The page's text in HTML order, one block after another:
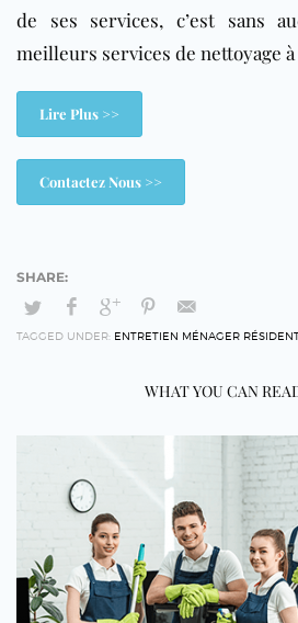
de ses services, c’est sans
meilleurs services de nettoyage
Lire Plus >>
Contactez Nous >>
TAGGED UNDER: ENTRETIEN MÉNAGER
WHAT YOU CAN